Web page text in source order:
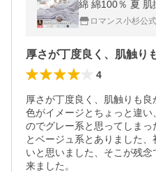
綿 綿100％ 夏 肌
トケット
ロマンス小杉公
4
厚さが丁度良く、肌触りも良
色がイメージとちょっと違
のでグレー系と思ってしま
とベージュ系とありました
いと思いました、そこが残
来ました。